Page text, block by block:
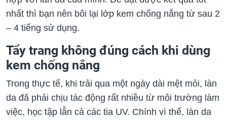
nhất thì bạn nên bôi lại lớp kem chống nắng từ sau 2
– 4 tiếng sử dụng.
Tẩy trang không đúng cách khi dùng
kem chống nắng
Trong thực tế, khi trải qua một ngày dài mệt mỏi, làn
da đã phải chịu tác động rất nhiều từ môi trường làm
việc, học tập lẫn cả các tia UV. Chính vì thế, làn da